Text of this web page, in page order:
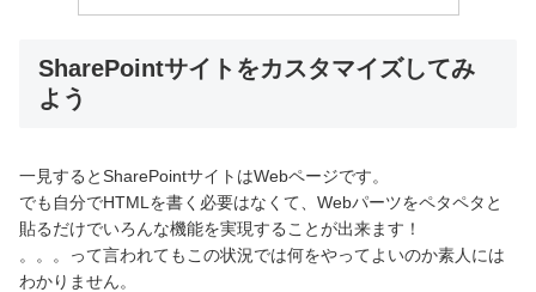
SharePointサイトをカスタマイズしてみ
よう
一見するとSharePointサイトはWebページです。
でも自分でHTMLを書く必要はなくて、Webパーツをペタペタと
貼るだけでいろんな機能を実現することが出来ます！
。。。って言われてもこの状況では何をやってよいのか素人には
わかりません。